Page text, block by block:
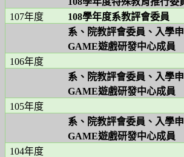
107年度 108學年度系教評會委員
系、院教評會委員、入學
GAME遊戲研發中心成員
106年度
系、院教評會委員、入學
GAME遊戲研發中心成員
105年度
系、院教評會委員、入學
GAME遊戲研發中心成員
104年度